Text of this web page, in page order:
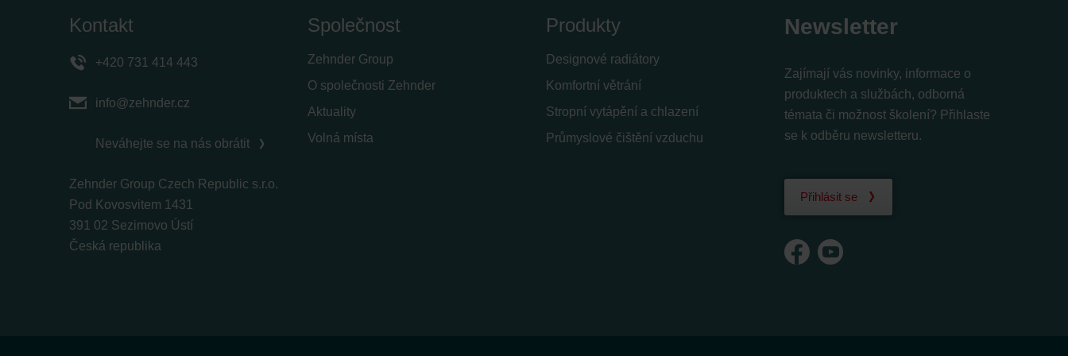
Zehnder Group İç Mekan İklimlendirme Sanayi ve Ticaret Limitet Şirketi: Web Sitesi Çerezleri
Zehnder Group Sales International: Privacy Policy
Zehnder Group Schweiz AG: Datenschutz
Zehnder Polska Sp. z o.o.: Oświadczenie o ochronie danych Zehnder
Kontakt
+420 731 414 443
info@zehnder.cz
Neváhejte se na nás obrátit
Zehnder Group Czech Republic s.r.o.
Pod Kovosvitem 1431
391 02 Sezimovo Ústí
Česká republika
Společnost
Zehnder Group
O společnosti Zehnder
Aktuality
Volná místa
Produkty
Designové radiátory
Komfortní větrání
Stropní vytápění a chlazení
Průmyslové čištění vzduchu
Newsletter
Zajímají vás novinky, informace o
produktech a službách, odborná
témata či možnost školení? Přihlaste
se k odběru newsletteru.
Přihlásit se